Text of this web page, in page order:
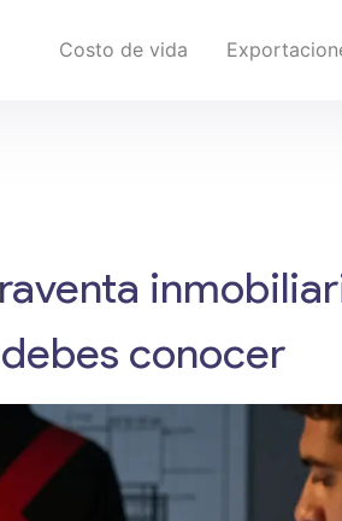
Costo de vida
conocer